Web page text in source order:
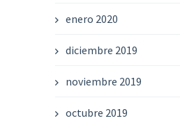
enero 2020
diciembre 2019
noviembre 2019
octubre 2019